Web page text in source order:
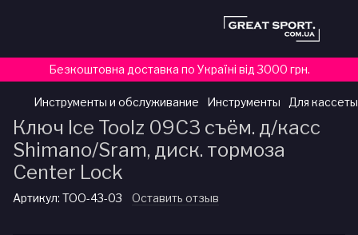
Безкоштовна доставка по Україні від 3000 грн.
Инструменты и обслуживание Инструменты Для
Ключ Ice Toolz 09C3 съём. д/касс
Shimano/Sram, диск. тормоза
Center Lock
Артикул: TOO-43-03 Оставить отзыв